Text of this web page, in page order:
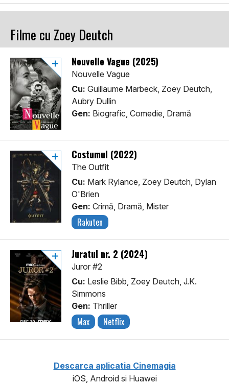
Filme cu Zoey Deutch
Nouvelle Vague (2025)
Nouvelle Vague
Cu: Guillaume Marbeck, Zoey Deutch,
Aubry Dullin
Gen: Biografic, Comedie, Dramă
Costumul (2022)
The Outfit
Cu: Mark Rylance, Zoey Deutch, Dylan
O'Brien
Gen: Crimă, Dramă, Mister
Rakuten
Juratul nr. 2 (2024)
Juror #2
Cu: Leslie Bibb, Zoey Deutch, J.K.
Simmons
Gen: Thriller
Max Netflix
Descarca aplicatia Cinemagia
iOS, Android si Huawei